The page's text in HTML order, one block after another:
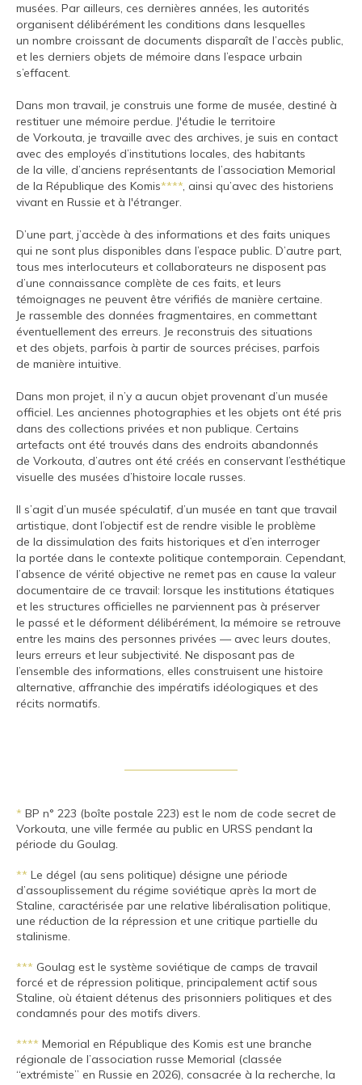
musées. Par ailleurs, ces dernières années, les autorités
organisent délibérément les conditions dans lesquelles
un nombre croissant de documents disparaît de l’accès public,
et les derniers objets de mémoire dans l’espace urbain
s’effacent.
Dans mon travail, je construis une forme de musée, destiné à
restituer une mémoire perdue. J'étudie le territoire
de Vorkouta, je travaille avec des archives, je suis en contact
avec des employés d’institutions locales, des habitants
de la ville, d’anciens représentants de l’association Memorial
de la République des Komis****, ainsi qu’avec des historiens
vivant en Russie et à l'étranger.
D’une part, j’accède à des informations et des faits uniques
qui ne sont plus disponibles dans l’espace public. D’autre part,
tous mes interlocuteurs et collaborateurs ne disposent pas
d’une connaissance complète de ces faits, et leurs
témoignages ne peuvent être vérifiés de manière certaine.
Je rassemble des données fragmentaires, en commettant
éventuellement des erreurs. Je reconstruis des situations
et des objets, parfois à partir de sources précises, parfois
de manière intuitive.
Dans mon projet, il n’y a aucun objet provenant d’un musée
officiel. Les anciennes photographies et les objets ont été pris
dans des collections privées et non publique. Certains
artefacts ont été trouvés dans des endroits abandonnés
de Vorkouta, d’autres ont été créés en conservant l’esthétique
visuelle des musées d’histoire locale russes.
Il s’agit d’un musée spéculatif, d’un musée en tant que travail
artistique, dont l’objectif est de rendre visible le problème
de la dissimulation des faits historiques et d’en interroger
la portée dans le contexte politique contemporain. Cependant,
l’absence de vérité objective ne remet pas en cause la valeur
documentaire de ce travail: lorsque les institutions étatiques
et les structures officielles ne parviennent pas à préserver
le passé et le déforment délibérément, la mémoire se retrouve
entre les mains des personnes privées — avec leurs doutes,
leurs erreurs et leur subjectivité. Ne disposant pas de
l’ensemble des informations, elles construisent une histoire
alternative, affranchie des impératifs idéologiques et des
récits normatifs.
* BP n° 223 (boîte postale 223) est le nom de code secret de
Vorkouta, une ville fermée au public en URSS pendant la
période du Goulag.
** Le dégel (au sens politique) désigne une période
d’assouplissement du régime soviétique après la mort de
Staline, caractérisée par une relative libéralisation politique,
une réduction de la répression et une critique partielle du
stalinisme.
*** Goulag est le système soviétique de camps de travail
forcé et de répression politique, principalement actif sous
Staline, où étaient détenus des prisonniers politiques et des
condamnés pour des motifs divers.
**** Memorial en République des Komis est une branche
régionale de l’association russe Memorial (classée
“extrémiste” en Russie en 2026), consacrée à la recherche, la